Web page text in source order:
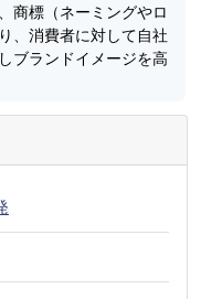
商標（ネーミングやロ
、消費者に対して自社
ブランドイメージを高